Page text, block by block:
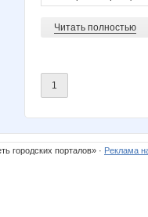
Читать полностью
1
городских порталов» · Реклама